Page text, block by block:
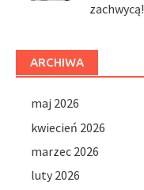
zachwycą!
ARCHIWA
maj 2026
kwiecień 2026
marzec 2026
luty 2026